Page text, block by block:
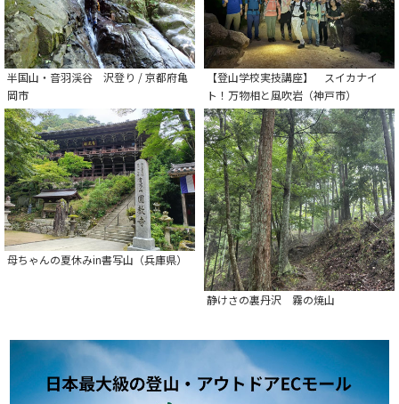
半国山・音羽渓谷 沢登り / 京都府亀
岡市
【登山学校実技講座】 スイカナイ
ト！万物相と風吹岩（神戸市）
母ちゃんの夏休みin書写山（兵庫県）
静けさの裏丹沢 霧の焼山